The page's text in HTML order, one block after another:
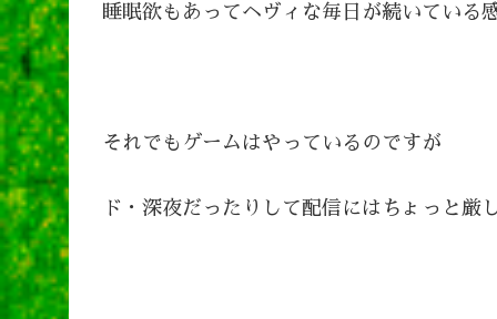
睡眠欲もあってヘヴィな毎日が続いている
それでもゲームはやっているのですが
ド・深夜だったりして配信にはちょっと厳